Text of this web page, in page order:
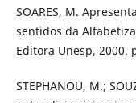
SOARES, M.
sentidos da
Editora Unesp, 2000.
STEPHANOU, M.;